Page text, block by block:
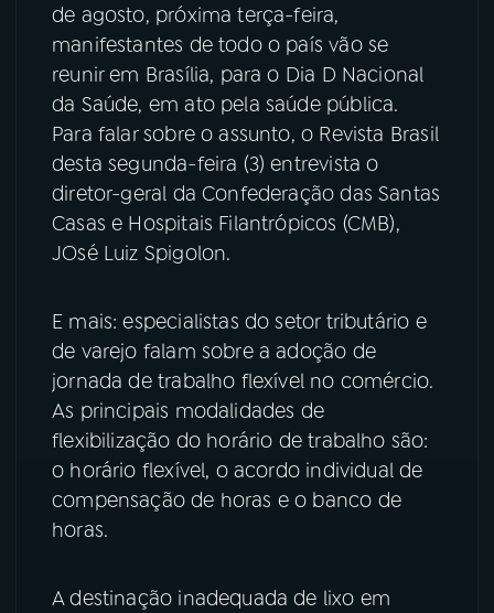
06VIDEOCASTS
ÚLTIMAS
08FESTIVAL DE MÚSICA
ACOMPANHE A RÁDIO NACIONAL
YouTube Facebook
Instagram
TikTok
de agosto, próxima terça-feira,
manifestantes de todo o país vão se
reunir em Brasília, para o Dia D Nacional
da Saúde, em ato pela saúde pública.
Para falar sobre o assunto, o Revista Brasil
desta segunda-feira (3) entrevista o
diretor-geral da Confederação das Santas
Casas e Hospitais Filantrópicos (CMB),
JOsé Luiz Spigolon.
E mais: especialistas do setor tributário e
de varejo falam sobre a adoção de
jornada de trabalho flexível no comércio.
As principais modalidades de
flexibilização do horário de trabalho são:
o horário flexível, o acordo individual de
compensação de horas e o banco de
horas.
A destinação inadequada de lixo em